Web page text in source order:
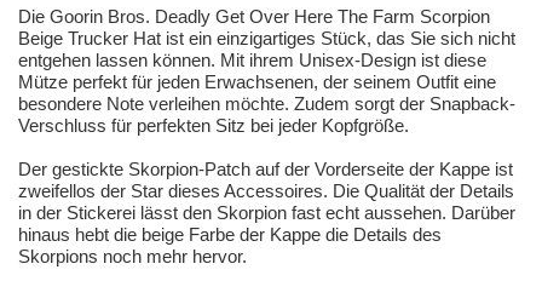
Die Goorin Bros. Deadly Get Over Here The Farm Scorpion
Beige Trucker Hat ist ein einzigartiges Stück, das Sie sich nicht
entgehen lassen können. Mit ihrem Unisex-Design ist diese
Mütze perfekt für jeden Erwachsenen, der seinem Outfit eine
besondere Note verleihen möchte. Zudem sorgt der Snapback-
Verschluss für perfekten Sitz bei jeder Kopfgröße.
Der gestickte Skorpion-Patch auf der Vorderseite der Kappe ist
zweifellos der Star dieses Accessoires. Die Qualität der Details
in der Stickerei lässt den Skorpion fast echt aussehen. Darüber
hinaus hebt die beige Farbe der Kappe die Details des
Skorpions noch mehr hervor.